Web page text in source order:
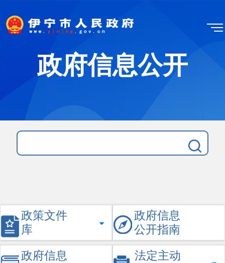
政府信息公开
政策文件
库
政府信息
公开指南
政府信息
法定主动